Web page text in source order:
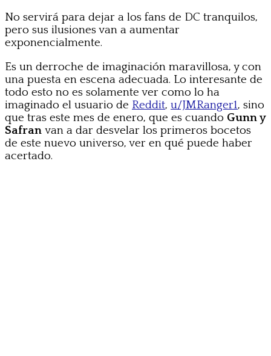
No servirá para dejar a los fans de DC tranquilos,
pero sus ilusiones van a aumentar
exponencialmente.
Es un derroche de imaginación maravillosa, y con
una puesta en escena adecuada. Lo interesante de
todo esto no es solamente ver como lo ha
imaginado el usuario de Reddit, u/JMRanger1, sino
que tras este mes de enero, que es cuando Gunn y
Safran van a dar desvelar los primeros bocetos
de este nuevo universo, ver en qué puede haber
acertado.